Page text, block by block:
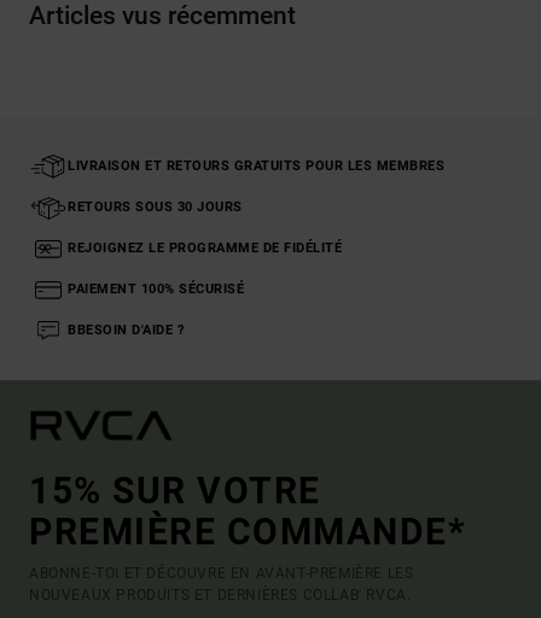
Articles vus récemment
LIVRAISON ET RETOURS GRATUITS POUR LES MEMBRES
RETOURS SOUS 30 JOURS
REJOIGNEZ LE PROGRAMME DE FIDÉLITÉ
PAIEMENT 100% SÉCURISÉ
BBESOIN D'AIDE ?
15% SUR VOTRE
PREMIÈRE COMMANDE*
ABONNE-TOI ET DÉCOUVRE EN AVANT-PREMIÈRE LES
NOUVEAUX PRODUITS ET DERNIÈRES COLLAB' RVCA.